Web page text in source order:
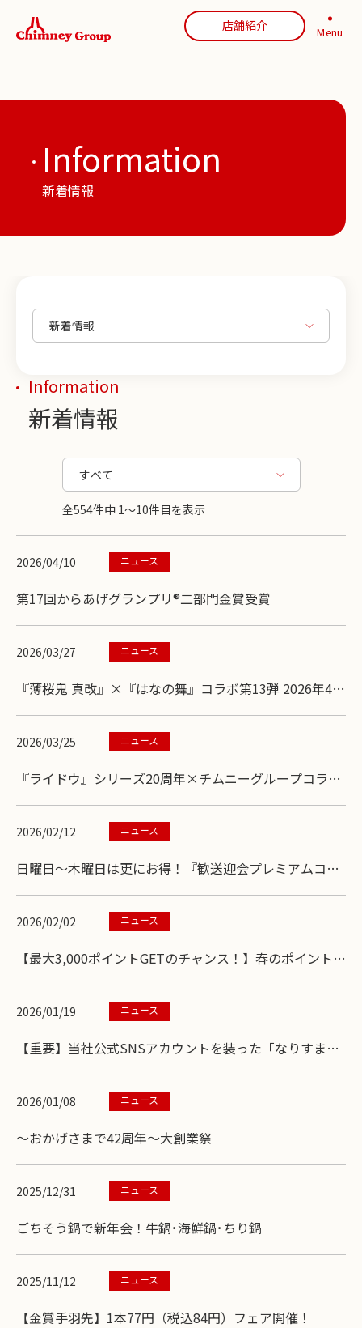
店舗紹介 Menu
Information
新着情報
Information
新着情報
全554件中 1〜10件目を表示
2026/04/10 ニュース
第17回からあげグランプリ®二部門金賞受賞
2026/03/27 ニュース
『薄桜鬼 真改』×『はなの舞』コラボ第13弾 2026年4月
2026/03/25 ニュース
『ライドウ』シリーズ20周年×チムニーグループコラボ
2026/02/12 ニュース
日曜日～木曜日は更にお得！『歓送迎会プレミアムコー
2026/02/02 ニュース
【最大3,000ポイントGETのチャンス！】春のポイント還
2026/01/19 ニュース
【重要】当社公式SNSアカウントを装った「なりすまし
2026/01/08 ニュース
～おかげさまで42周年～大創業祭
2025/12/31 ニュース
ごちそう鍋で新年会！牛鍋･海鮮鍋･ちり鍋
2025/11/12 ニュース
【金賞手羽先】1本77円（税込84円）フェア開催！